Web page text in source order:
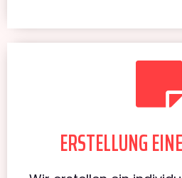
ERSTELLUNG